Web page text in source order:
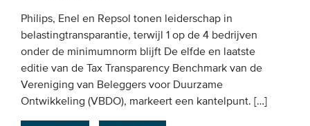
Philips, Enel en Repsol tonen leiderschap in
belastingtransparantie, terwijl 1 op de 4 bedrijven
onder de minimumnorm blijft De elfde en laatste
editie van de Tax Transparency Benchmark van de
Vereniging van Beleggers voor Duurzame
Ontwikkeling (VBDO), markeert een kantelpunt. […]